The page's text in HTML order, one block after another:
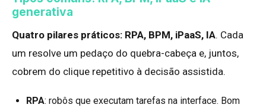
generativa
Quatro pilares práticos: RPA, BPM, iPaaS, IA. Cada
um resolve um pedaço do quebra-cabeça e, juntos,
cobrem do clique repetitivo à decisão assistida.
RPA: robôs que executam tarefas na interface. Bom